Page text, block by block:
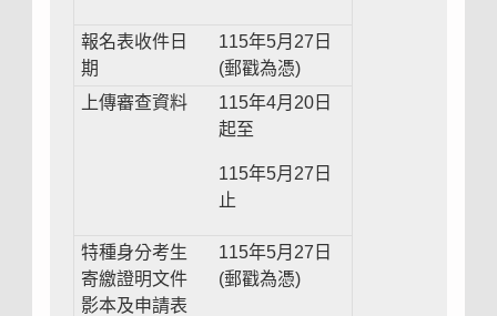
報名表收件日
期
115年5月27日
(郵戳為憑)
上傳審查資料
115年4月20日
起至
115年5月27日
止
特種身分考生
寄繳證明文件
影本及申請表
115年5月27日
(郵戳為憑)